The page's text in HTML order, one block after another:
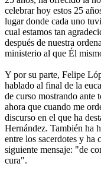
celebrar hoy estos 25
lugar donde cada uno
cual estamos tan
después de nuestra
ministerio al que Él
Y por su parte, Felipe
hablado al final de la
de curso mostrando ante
ahora que cuando me
discurso en el que ha
Hernández. También ha
entre los sacerdotes y ha
siguiente mensaje: "de
cura".